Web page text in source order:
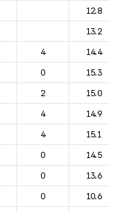
12.8
13.2
4
14.4
0
15.3
2
15.0
4
14.9
4
15.1
0
14.5
0
13.6
0
10.6